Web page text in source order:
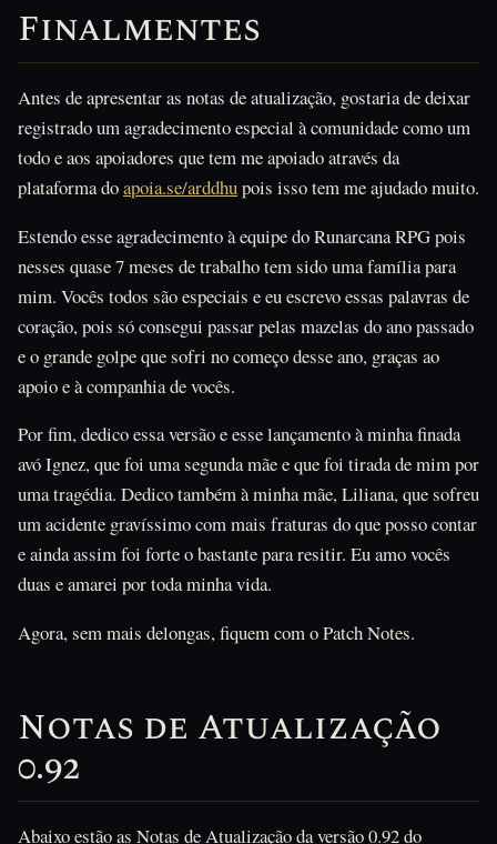
Finalmentes
Antes de apresentar as notas de atualização, gostaria de deixar
registrado um agradecimento especial à comunidade como um
todo e aos apoiadores que tem me apoiado através da
plataforma doapoia.se/arddhupois isso tem me ajudado muito.
Estendo esse agradecimento à equipe do Runarcana RPG pois
nesses quase 7 meses de trabalho tem sido uma família para
mim. Vocês todos são especiais e eu escrevo essas palavras de
coração, pois só consegui passar pelas mazelas do ano passado
e o grande golpe que sofri no começo desse ano, graças ao
apoio e à companhia de vocês.
Por fim, dedico essa versão e esse lançamento à minha finada
avó Ignez, que foi uma segunda mãe e que foi tirada de mim por
uma tragédia. Dedico também à minha mãe, Liliana, que sofreu
um acidente gravíssimo com mais fraturas do que posso contar
e ainda assim foi forte o bastante para resitir. Eu amo vocês
duas e amarei por toda minha vida.
Agora, sem mais delongas, fiquem com o Patch Notes.
Notas de Atualização
0.92
Abaixo estão as Notas de Atualização da versão 0.92 do